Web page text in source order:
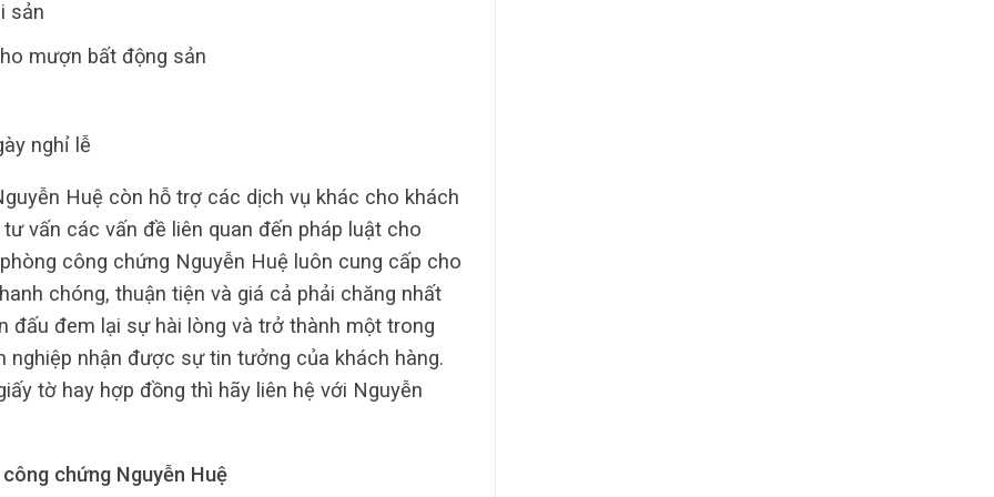
sản
mượn bất động sản
nghỉ lễ
Huệ còn hỗ trợ các dịch vụ khác cho khách
vấn các vấn đề liên quan đến pháp luật cho
công chứng Nguyễn Huệ luôn cung cấp cho
chóng, thuận tiện và giá cả phải chăng nhất
đấu đem lại sự hài lòng và trở thành một trong
nghiệp nhận được sự tin tưởng của khách hàng.
tờ hay hợp đồng thì hãy liên hệ với Nguyễn
chứng Nguyễn Huệ